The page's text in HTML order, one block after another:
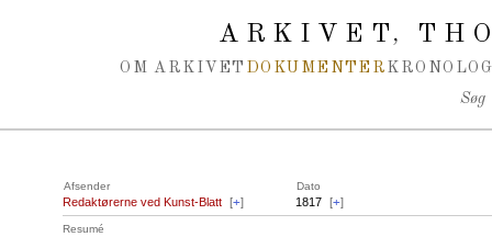
ARKIVET,
OM ARKIVET DOKUMENTER
Søg
Afsender Dato
Redaktørerne ved Kunst-Blatt [+] 1817 [+]
Resumé